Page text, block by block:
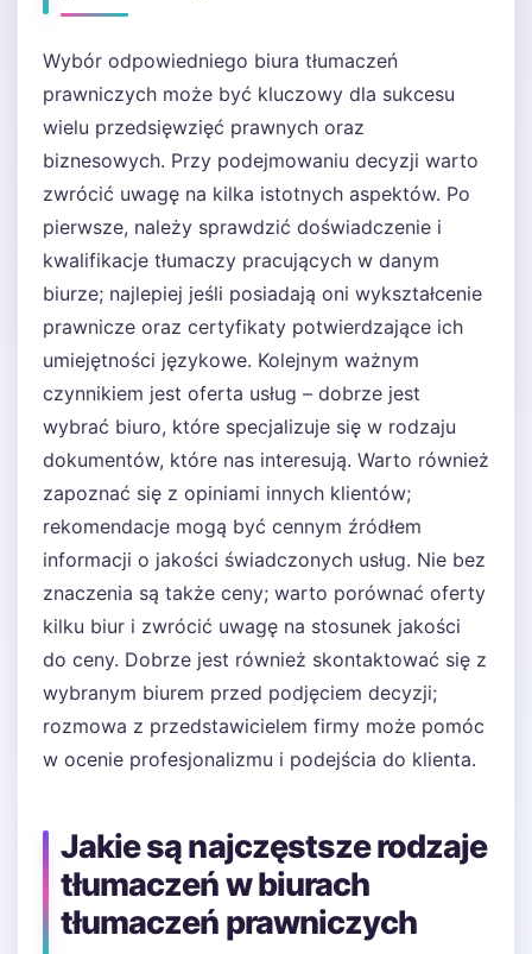
Wybór odpowiedniego biura tłumaczeń
prawniczych może być kluczowy dla sukcesu
wielu przedsięwzięć prawnych oraz
biznesowych. Przy podejmowaniu decyzji warto
zwrócić uwagę na kilka istotnych aspektów. Po
pierwsze, należy sprawdzić doświadczenie i
kwalifikacje tłumaczy pracujących w danym
biurze; najlepiej jeśli posiadają oni wykształcenie
prawnicze oraz certyfikaty potwierdzające ich
umiejętności językowe. Kolejnym ważnym
czynnikiem jest oferta usług – dobrze jest
wybrać biuro, które specjalizuje się w rodzaju
dokumentów, które nas interesują. Warto również
zapoznać się z opiniami innych klientów;
rekomendacje mogą być cennym źródłem
informacji o jakości świadczonych usług. Nie bez
znaczenia są także ceny; warto porównać oferty
kilku biur i zwrócić uwagę na stosunek jakości
do ceny. Dobrze jest również skontaktować się z
wybranym biurem przed podjęciem decyzji;
rozmowa z przedstawicielem firmy może pomóc
w ocenie profesjonalizmu i podejścia do klienta.
Jakie są najczęstsze rodzaje
tłumaczeń w biurach
tłumaczeń prawniczych